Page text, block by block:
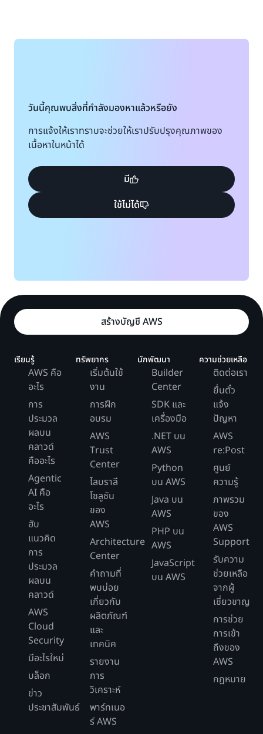
วันนี้คุณพบสิ่งที่กำลังมองหาแล้วหรือยัง
การแจ้งให้เราทราบจะช่วยให้เราปรับปรุงคุณภาพของ
เนื้อหาในหน้าได้
มี
ใช้ไม่ได้
สร้างบัญชี AWS
เรียนรู้
AWS คือ
อะไร
การ
ประมวล
ผลบน
คลาวด์
คืออะไร
Agentic
AI คือ
อะไร
ฮับ
แนวคิด
การ
ประมวล
ผลบน
คลาวด์
AWS
Cloud
Security
มีอะไรใหม่
บล็อก
ข่าว
ประชาสัมพันธ์
ทรัพยากร
เริ่มต้นใช้
งาน
การฝึก
อบรม
AWS
Trust
Center
ไลบราลี
โซลูชัน
ของ
AWS
Architecture
Center
คำถามที่
พบบ่อย
เกี่ยวกับ
ผลิตภัณฑ์
และ
เทคนิค
รายงาน
การ
วิเคราะห์
พาร์ทเนอ
ร์ AWS
นักพัฒนา
Builder
Center
SDK และ
เครื่องมือ
.NET บน
AWS
Python
บน AWS
Java บน
AWS
PHP บน
AWS
JavaScript
บน AWS
ความช่วยเหลือ
ติดต่อเรา
ยื่นตั๋ว
แจ้ง
ปัญหา
AWS
re:Post
ศูนย์
ความรู้
ภาพรวม
ของ
AWS
Support
รับความ
ช่วยเหลือ
จากผู้
เชี่ยวชาญ
การช่วย
การเข้า
ถึงของ
AWS
กฎหมาย